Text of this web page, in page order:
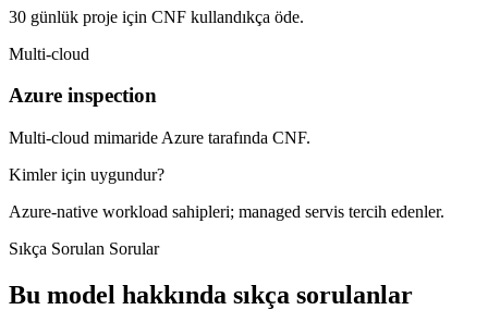
30 günlük proje için CNF kullandıkça öde.
Multi-cloud
Azure inspection
Multi-cloud mimaride Azure tarafında CNF.
Kimler için uygundur?
Azure-native workload sahipleri; managed servis tercih edenler.
Sıkça Sorulan Sorular
Bu model hakkında sıkça sorulanlar